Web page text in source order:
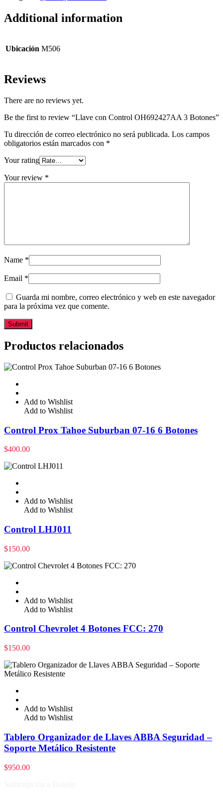
Additional information
Ubicación M506
Reviews
There are no reviews yet.
Be the first to review “Llave con Control OH692427AA 3 Botones”
Tu dirección de correo electrónico no será publicada. Los campos
obligatorios están marcados con *
Your rating
Your review *
Name *
Email *
Guarda mi nombre, correo electrónico y web en este navegador
para la próxima vez que comente.
Productos relacionados
Add to Wishlist
Add to Wishlist
Control Prox Tahoe Suburban 07-16 6 Botones
$400.00
Add to Wishlist
Add to Wishlist
Control LHJ011
$150.00
Add to Wishlist
Add to Wishlist
Control Chevrolet 4 Botones FCC: 270
$150.00
Add to Wishlist
Add to Wishlist
Tablero Organizador de Llaves ABBA Seguridad –
Soporte Metálico Resistente
$950.00